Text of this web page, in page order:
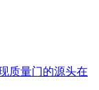
质量门的源头在